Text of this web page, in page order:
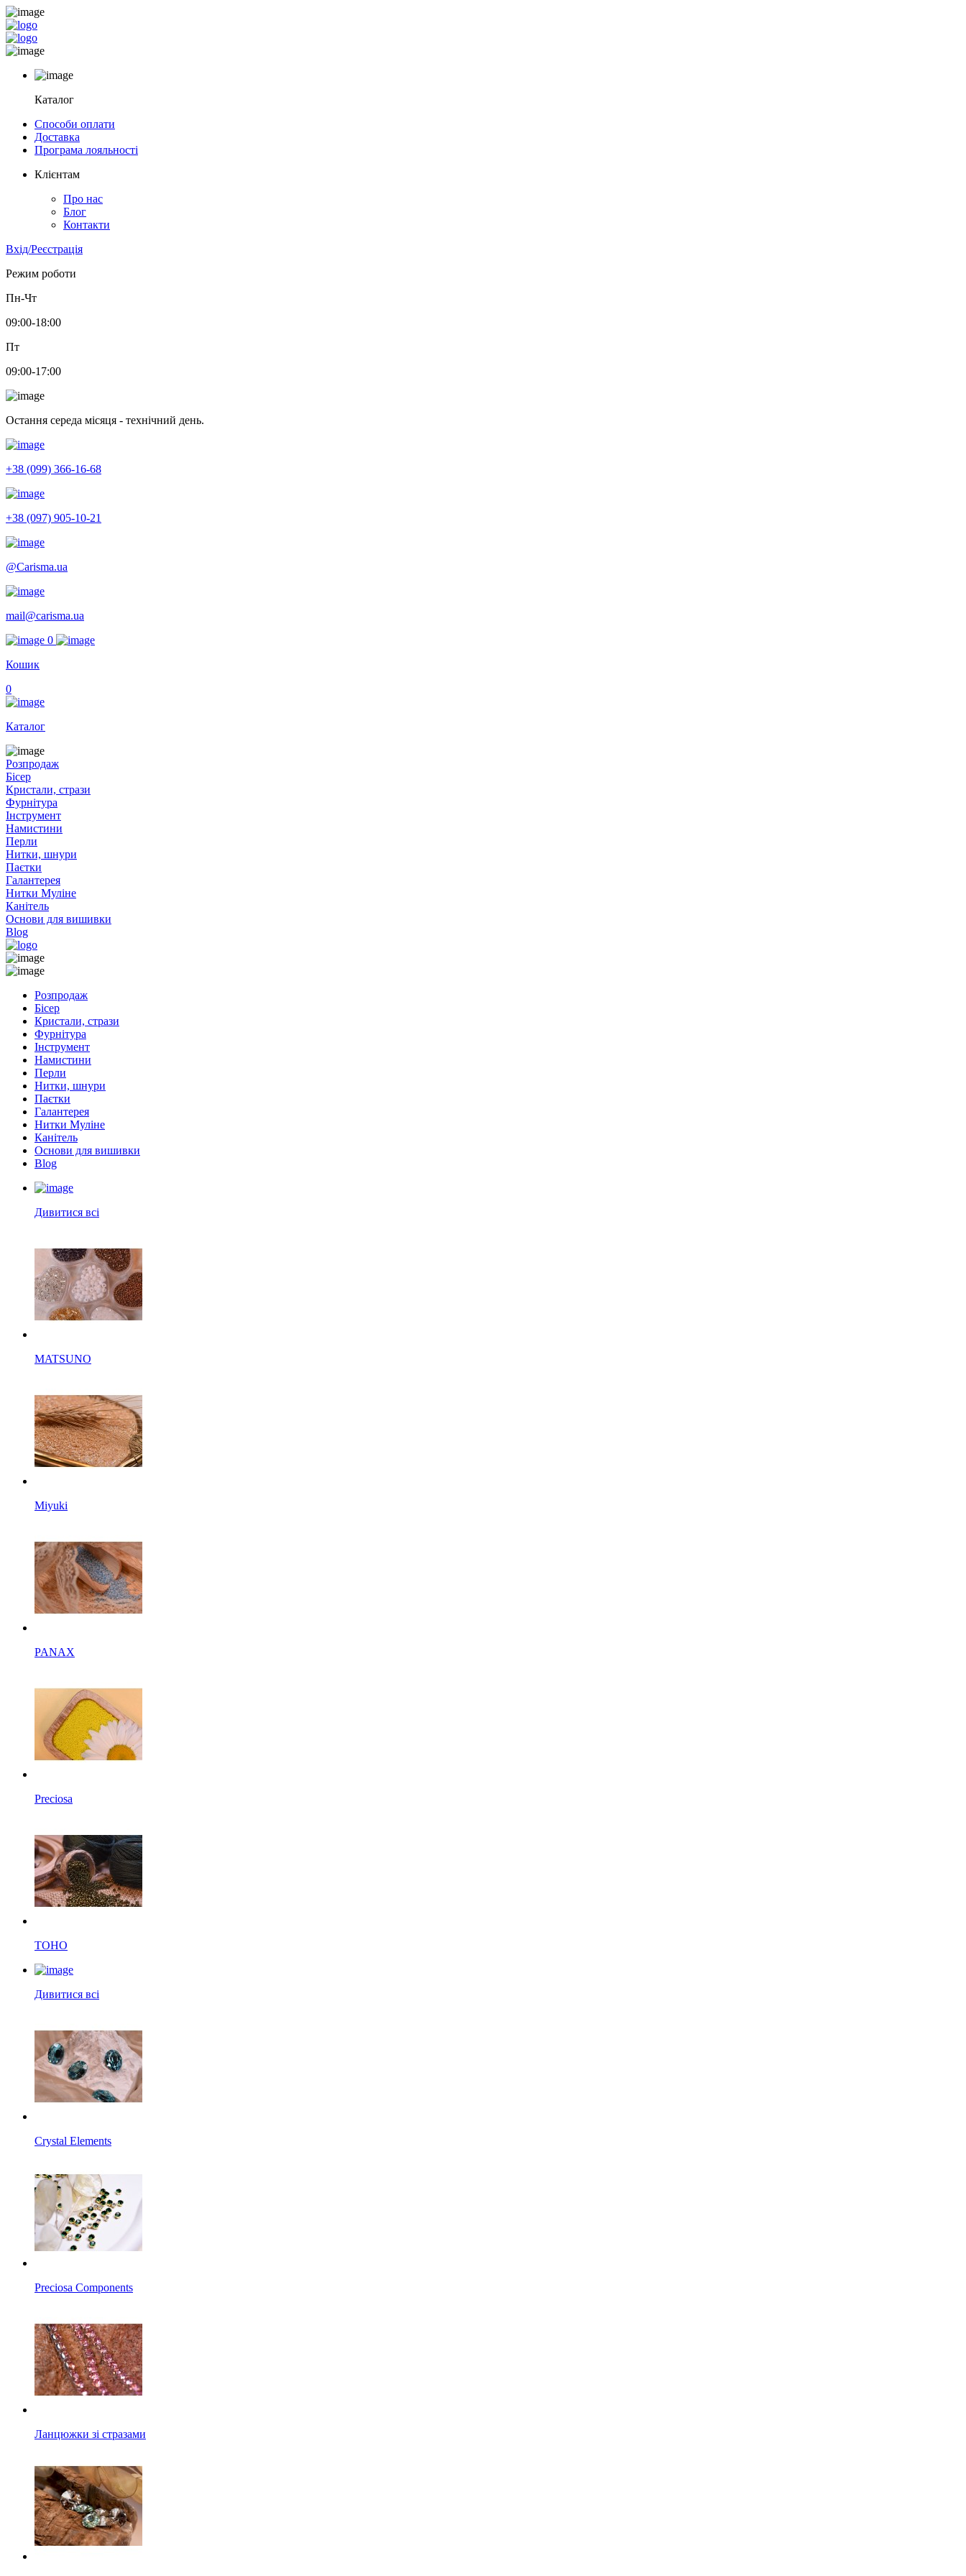
Каталог
Способи оплати
Доставка
Програма лояльності
Клієнтам
Про нас
Блог
Контакти
Вхід/Реєстрація
Режим роботи
Пн-Чт
09:00-18:00
Пт
09:00-17:00
Остання середа місяця - технічний день.
+38 (099) 366-16-68
+38 (097) 905-10-21
@Carisma.ua
mail@carisma.ua
0
Кошик
0
Каталог
Розпродаж
Бісер
Кристали, стрази
Фурнітура
Інструмент
Намистини
Перли
Нитки, шнури
Паєтки
Галантерея
Нитки Муліне
Канітель
Основи для вишивки
Blog
Розпродаж
Бісер
Кристали, стрази
Фурнітура
Інструмент
Намистини
Перли
Нитки, шнури
Паєтки
Галантерея
Нитки Муліне
Канітель
Основи для вишивки
Blog
Дивитися всі
MATSUNO
Miyuki
PANAX
Preciosa
TOHO
Дивитися всі
Crystal Elements
Preciosa Components
Ланцюжки зі стразами